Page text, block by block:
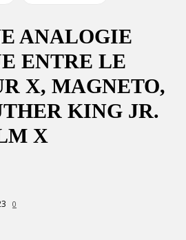
ANALOGIE
ENTRE LE
X, MAGNETO,
KING JR.
X
0